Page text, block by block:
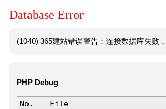
Database Error
(1040) 365建站错误警告：连接数据库失败
PHP Debug
No. File